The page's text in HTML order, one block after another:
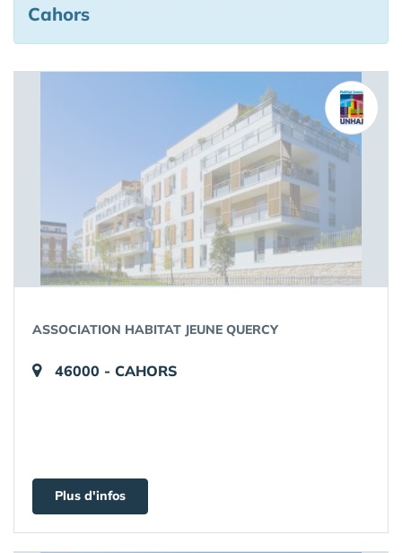
Cahors
ASSOCIATION HABITAT JEUNE QUERCY
46000 - CAHORS
Plus d'infos